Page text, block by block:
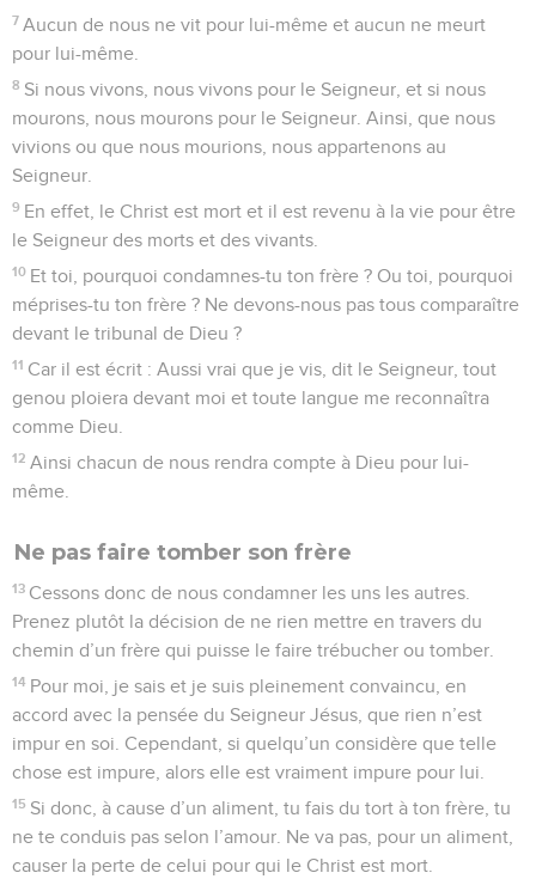
7 Aucun de nous ne vit pour lui-même et aucun ne meurt
pour lui-même.
8 Si nous vivons, nous vivons pour le Seigneur, et si nous
mourons, nous mourons pour le Seigneur. Ainsi, que nous
vivions ou que nous mourions, nous appartenons au
Seigneur.
9 En effet, le Christ est mort et il est revenu à la vie pour être
le Seigneur des morts et des vivants.
10 Et toi, pourquoi condamnes-tu ton frère ? Ou toi, pourquoi
méprises-tu ton frère ? Ne devons-nous pas tous comparaître
devant le tribunal de Dieu ?
11 Car il est écrit : Aussi vrai que je vis, dit le Seigneur, tout
genou ploiera devant moi et toute langue me reconnaîtra
comme Dieu.
12 Ainsi chacun de nous rendra compte à Dieu pour lui-
même.
Ne pas faire tomber son frère
13 Cessons donc de nous condamner les uns les autres.
Prenez plutôt la décision de ne rien mettre en travers du
chemin d’un frère qui puisse le faire trébucher ou tomber.
14 Pour moi, je sais et je suis pleinement convaincu, en
accord avec la pensée du Seigneur Jésus, que rien n’est
impur en soi. Cependant, si quelqu’un considère que telle
chose est impure, alors elle est vraiment impure pour lui.
15 Si donc, à cause d’un aliment, tu fais du tort à ton frère, tu
ne te conduis pas selon l’amour. Ne va pas, pour un aliment,
causer la perte de celui pour qui le Christ est mort.